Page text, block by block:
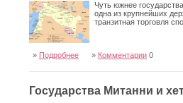
Чуть южнее
одна из крупнейших
транзитная торговля
» Подробнее » Комментарии 0
Государства Митанни и